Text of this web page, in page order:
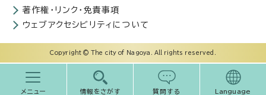
メニュー 情報をさがす 質問する Language
著作権・リンク・免責事項
ウェブアクセシビリティについて
Copyright © The city of Nagoya. All rights reserved.